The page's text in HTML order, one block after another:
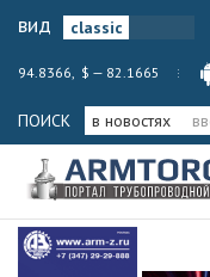
вид
94.8366, $ — 82.1665
ПОИСК в новостях